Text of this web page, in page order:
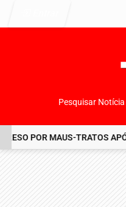
Pesquisar Notícia
POR MAUS-TRATOS